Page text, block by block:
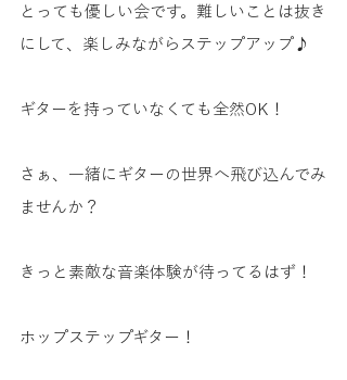
とっても優しい会です。難しいことは抜き
にして、楽しみながらステップアップ♪
ギターを持っていなくても全然OK！
さぁ、一緒にギターの世界へ飛び込んでみ
ませんか？
きっと素敵な音楽体験が待ってるはず！
ホップステップギター！